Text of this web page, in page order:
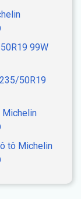
99W
50R19
Michelin
tô Michelin